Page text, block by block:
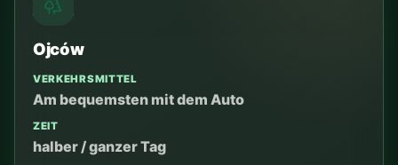
Straßenbahn nach Stary Kleparz / Zentrum
ZEIT
ca. 14–20 Min.
Praktischer Punkt am Bahnhof, Zentrum und
Umstiegen.